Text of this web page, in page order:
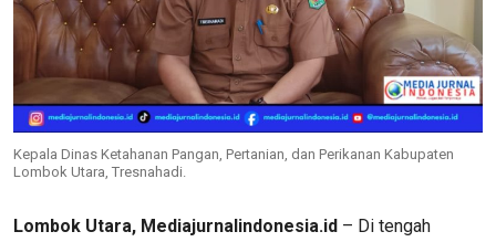
Kepala Dinas Ketahanan Pangan, Pertanian, dan Perikanan Kabupaten
Lombok Utara, Tresnahadi.
Lombok Utara, Mediajurnalindonesia.id – Di tengah